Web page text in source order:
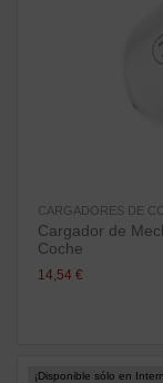
CARGADORES DE
Cargador de
Coche
14,54 €
¡Disponible sólo en